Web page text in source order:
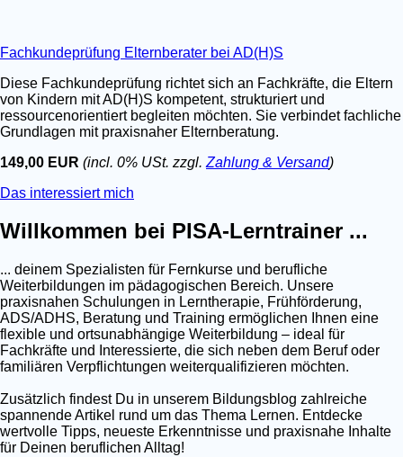
Fachkundeprüfung Elternberater bei AD(H)S
Diese Fachkundeprüfung richtet sich an Fachkräfte, die Eltern
von Kindern mit AD(H)S kompetent, strukturiert und
ressourcenorientiert begleiten möchten. Sie verbindet fachliche
Grundlagen mit praxisnaher Elternberatung.
149,00 EUR (incl. 0% USt. zzgl. Zahlung & Versand)
Das interessiert mich
Willkommen bei PISA-Lerntrainer ...
... deinem Spezialisten für Fernkurse und berufliche
Weiterbildungen im pädagogischen Bereich. Unsere
praxisnahen Schulungen in Lerntherapie, Frühförderung,
ADS/ADHS, Beratung und Training ermöglichen Ihnen eine
flexible und ortsunabhängige Weiterbildung – ideal für
Fachkräfte und Interessierte, die sich neben dem Beruf oder
familiären Verpflichtungen weiterqualifizieren möchten.
Zusätzlich findest Du in unserem Bildungsblog zahlreiche
spannende Artikel rund um das Thema Lernen. Entdecke
wertvolle Tipps, neueste Erkenntnisse und praxisnahe Inhalte
für Deinen beruflichen Alltag!